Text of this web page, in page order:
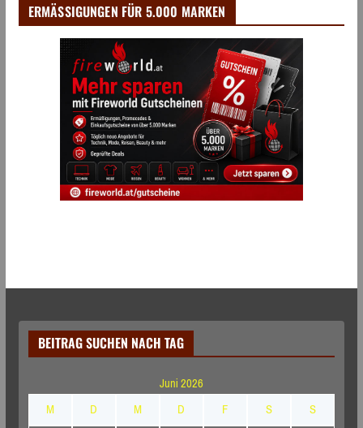
ERMÄSSIGUNGEN FÜR 5.000 MARKEN
BEITRAG SUCHEN NACH TAG
Juni 2026
M
D M D F S
S